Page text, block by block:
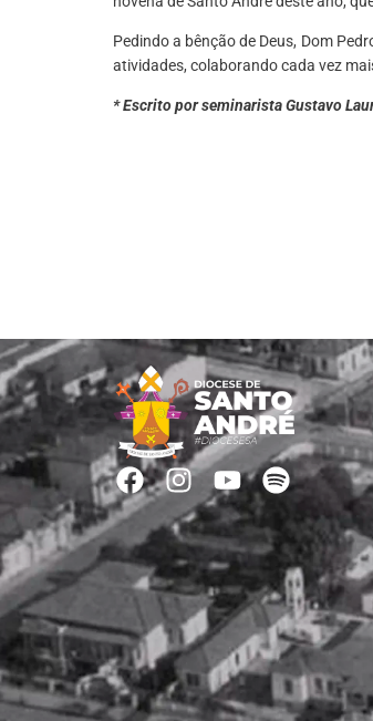
Pedindo a bênção de Deus, Dom
atividades, colaborando cada vez
* Escrito por seminarista Gustavo